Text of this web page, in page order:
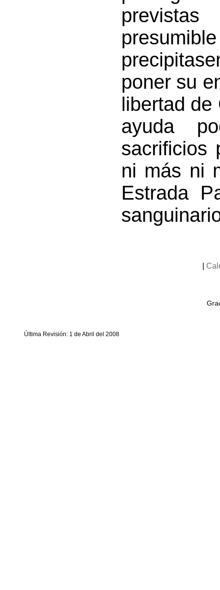
poner su
libertad de
ayuda
sacrificios
ni más ni
Estrada
Última Revisión: 1 de Abril del 2008